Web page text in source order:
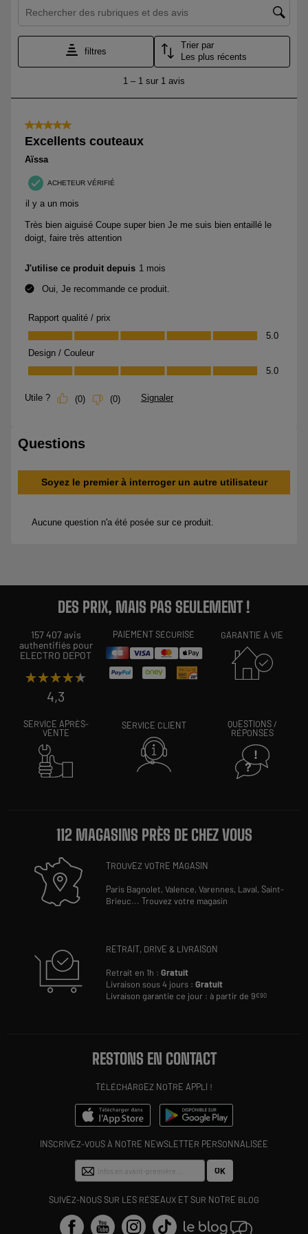
DES PRIX, MAIS PAS SEULEMENT !
157 407 avis
authentifiés pour
ELECTRO DEPOT
★★★★★
★★★★★
4,3
PAIEMENT SÉCURISÉ GARANTIE À VIE
SERVICE APRÈS-
VENTE
SERVICE CLIENT
QUESTIONS /
RÉPONSES
112 MAGASINS PRÈS DE CHEZ VOUS
TROUVEZ VOTRE MAGASIN
Paris Bagnolet,Valence,Varennes, Laval,Saint-
Brieuc...Trouvez votre magasin
RETRAIT, DRIVE & LIVRAISON
Retrait en 1h :Gratuit
Livraison sous 4 jours :Gratuit
Livraison garantie ce jour : à partir de 9€90
RESTONS EN CONTACT
TÉLÉCHARGEZ NOTRE APPLI !
INSCRIVEZ-VOUS À NOTRE NEWSLETTER PERSONNALISÉE
OK
SUIVEZ-NOUS SUR LES RÉSEAUX ET SUR NOTRE BLOG